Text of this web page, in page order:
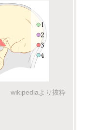
wikipediaより抜粋